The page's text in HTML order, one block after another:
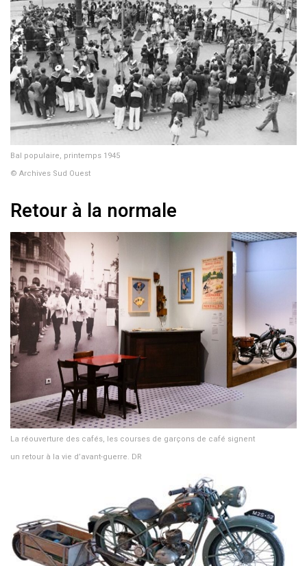
Bal populaire, printemps 1945
© Archives Sud Ouest
Retour à la normale
La réouverture des cafés, les courses de garçons de café signent
un retour à la vie d’avant-guerre. DR